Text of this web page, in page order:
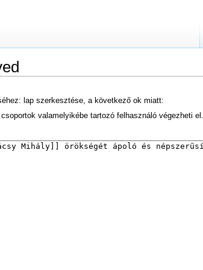
lap szerkesztése, a következő ok miatt:
csoportok valamelyikébe tartozó felhasználó végezheti el.